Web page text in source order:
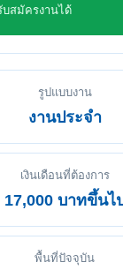
บสมัครงานได้
รูปแบบงาน
งานประจำ
เงินเดือนที่ต้องการ
17,000 บาทขึ้นไป
พื้นที่ปัจจุบัน